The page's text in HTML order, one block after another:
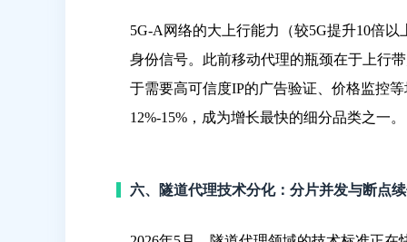
5G-A网络的大上行能力（较5G提升10倍
身份信号。此前移动代理的瓶颈在于上行
于需要高可信度IP的广告验证、价格监控
12%-15%，成为增长最快的细分品类之一。
六、隧道代理技术分化：分片并发与断点